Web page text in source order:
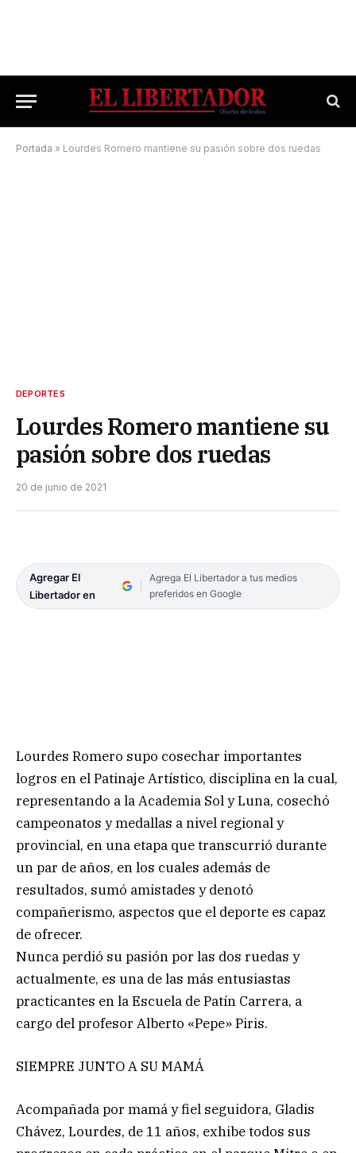
Portada » Lourdes Romero mantiene su pasión sobre dos ruedas
DEPORTES
Lourdes Romero mantiene su
pasión sobre dos ruedas
20 de junio de 2021
Agregar El
Libertador en
Agrega El Libertador a tus medios
preferidos en Google
Lourdes Romero supo cosechar importantes
logros en el Patinaje Artístico, disciplina en la cual,
representando a la Academia Sol y Luna, cosechó
campeonatos y medallas a nivel regional y
provincial, en una etapa que transcurrió durante
un par de años, en los cuales además de
resultados, sumó amistades y denotó
compañerismo, aspectos que el deporte es capaz
de ofrecer.
Nunca perdió su pasión por las dos ruedas y
actualmente, es una de las más entusiastas
practicantes en la Escuela de Patín Carrera, a
cargo del profesor Alberto «Pepe» Piris.
SIEMPRE JUNTO A SU MAMÁ
Acompañada por mamá y fiel seguidora, Gladis
Chávez, Lourdes, de 11 años, exhibe todos sus